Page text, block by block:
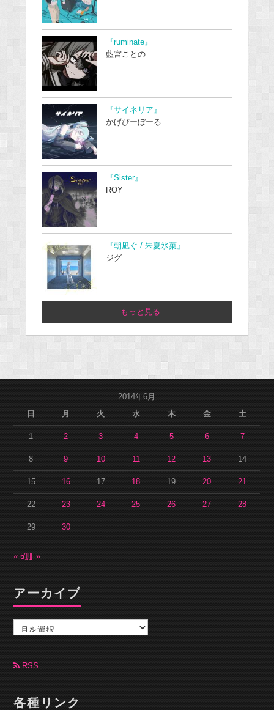
『ruminate』
藍宮ことの
『サイネリア』
かげぴーぼーる
『Sister』
ROY
『朝凪ぐ / 朱夏氷菓』
ジグ
...もっと見る
2014年6月
日
月 火 水 木 金 土
1 2 3 4 5 6 7
8 9 10 11 12 13 14
15 16 17 18 19 20 21
22 23 24 25 26 27 28
29 30
« 5月7月 »
アーカイブ
カ
ブ RSS
各種リンク